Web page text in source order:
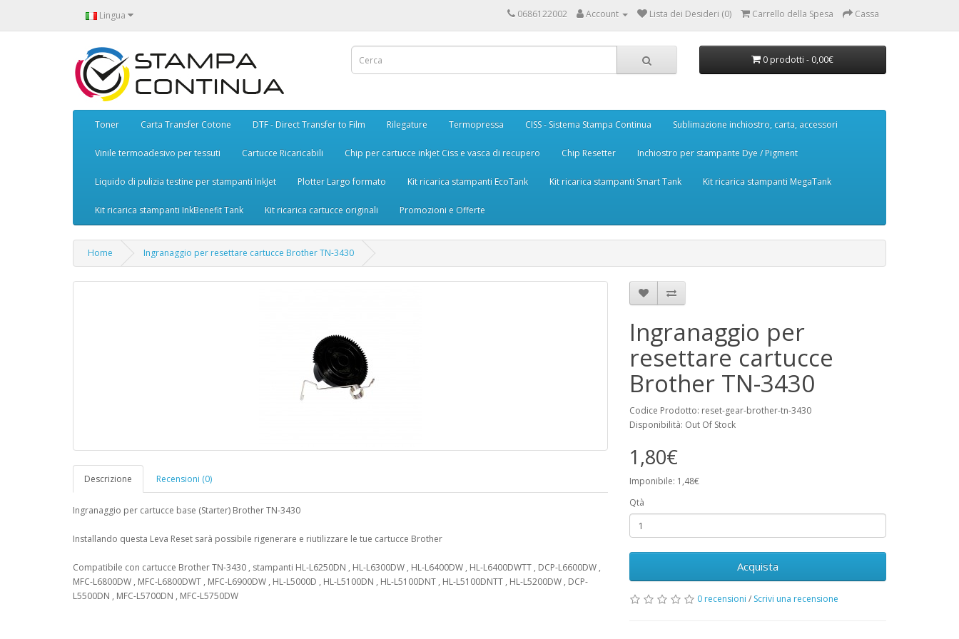
Lingua 0686122002 Account Lista dei Desideri (0) Carrello della Spesa Cassa
0 prodotti - 0,00€
Toner Carta Transfer Cotone DTF - Direct Transfer to Film Rilegature Termopressa CISS - Sistema Stampa Continua Sublimazione inchiostro, carta, accessori
Vinile termoadesivo per tessuti Cartucce Ricaricabili Chip per cartucce inkjet Ciss e vasca di recupero Chip Resetter Inchiostro per stampante Dye / Pigment
Liquido di pulizia testine per stampanti InkJet Plotter Largo formato Kit ricarica stampanti EcoTank Kit ricarica stampanti Smart Tank Kit ricarica stampanti MegaTank
Kit ricarica stampanti InkBenefit Tank Kit ricarica cartucce originali Promozioni e Offerte
Home Ingranaggio per resettare cartucce Brother TN-3430
Descrizione Recensioni (0)
Ingranaggio per cartucce base (Starter) Brother TN-3430
Installando questa Leva Reset sarà possibile rigenerare e riutilizzare le tue cartucce Brother
Compatibile con cartucce Brother TN-3430 , stampanti HL-L6250DN , HL-L6300DW , HL-L6400DW , HL-L6400DWTT , DCP-L6600DW ,
MFC-L6800DW , MFC-L6800DWT , MFC-L6900DW , HL-L5000D , HL-L5100DN , HL-L5100DNT , HL-L5100DNTT , HL-L5200DW , DCP-
L5500DN , MFC-L5700DN , MFC-L5750DW
Ingranaggio per
resettare cartucce
Brother TN-3430
Codice Prodotto: reset-gear-brother-tn-3430
Disponibilità: Out Of Stock
1,80€
Imponibile: 1,48€
Qtà
Acquista
0 recensioni / Scrivi una recensione